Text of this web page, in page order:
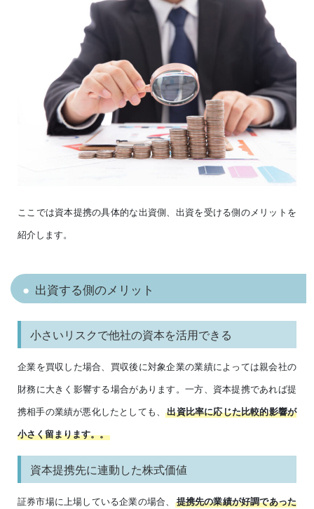
ここでは資本提携の具体的な出資側、出資を受ける側のメリットを
紹介します。
出資する側のメリット
小さいリスクで他社の資本を活用できる
企業を買収した場合、買収後に対象企業の業績によっては親会社の
財務に大きく影響する場合があります。一方、資本提携であれば提
携相手の業績が悪化したとしても、出資比率に応じた比較的影響が
小さく留まります。。
資本提携先に連動した株式価値
証券市場に上場している企業の場合、
提携先の業績が好調であった